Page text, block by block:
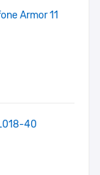
Armor 11
40